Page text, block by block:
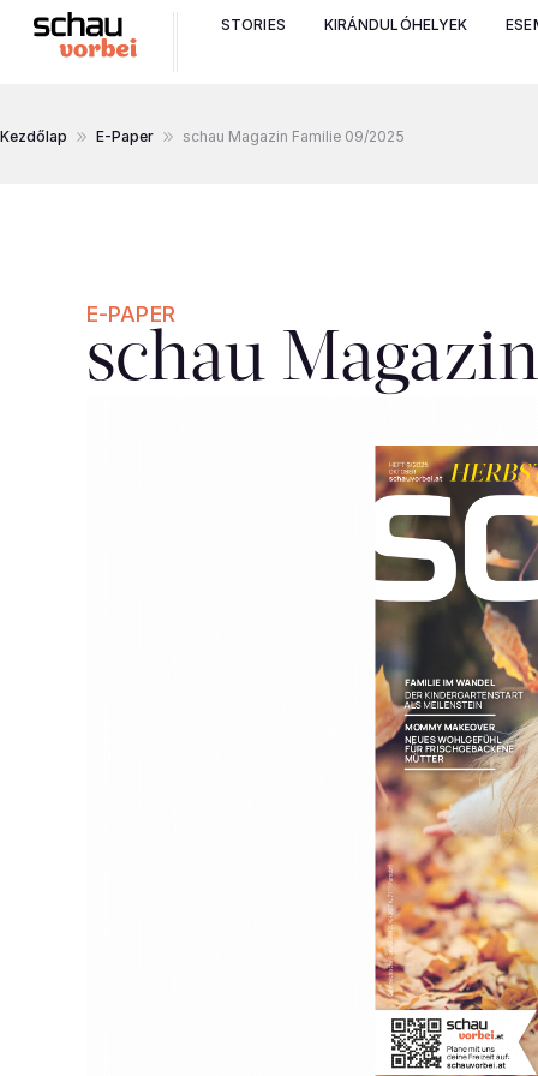
STORIES KIRÁNDULÓHELYEK
Kezdőlap E-Paper schau Magazin Familie 09/2025
E-PAPER
schau